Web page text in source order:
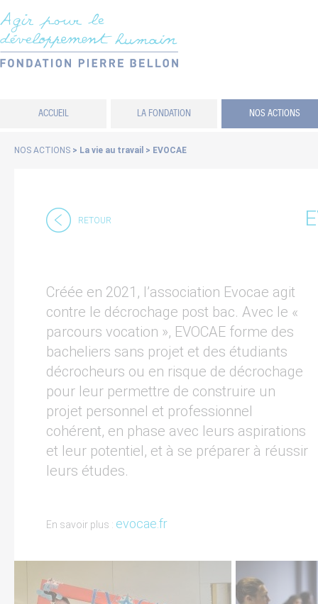
ACCUEIL LA FONDATION NOS ACTIONS
NOS ACTIONS > La vie au travail > EVOCAE
RETOUR
Créée en 2021, l’association Evocae agit
contre le décrochage post bac. Avec le «
parcours vocation », EVOCAE forme des
bacheliers sans projet et des étudiants
décrocheurs ou en risque de décrochage
pour leur permettre de construire un
projet personnel et professionnel
cohérent, en phase avec leurs aspirations
et leur potentiel, et à se préparer à réussir
leurs études.
En savoir plus : evocae.fr